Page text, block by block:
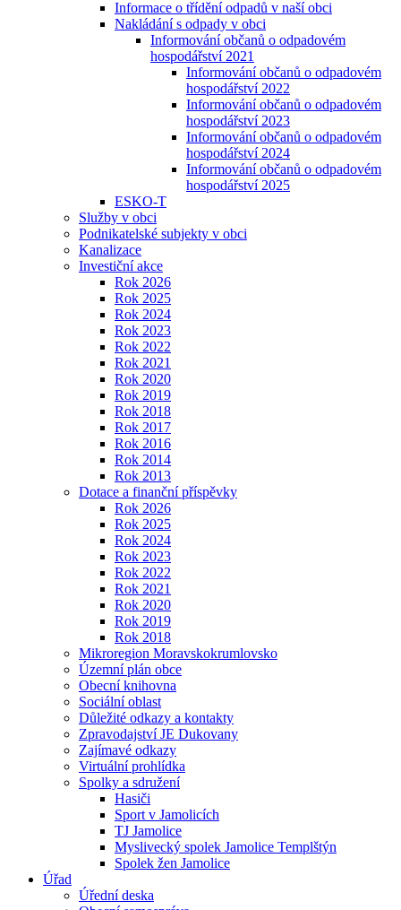
Informace o třídění odpadů v naší obci
Nakládání s odpady v obci
Informování občanů o odpadovém
hospodářství 2021
Informování občanů o odpadovém
hospodářství 2022
Informování občanů o odpadovém
hospodářství 2023
Informování občanů o odpadovém
hospodářství 2024
Informování občanů o odpadovém
hospodářství 2025
ESKO-T
Služby v obci
Podnikatelské subjekty v obci
Kanalizace
Investiční akce
Rok 2026
Rok 2025
Rok 2024
Rok 2023
Rok 2022
Rok 2021
Rok 2020
Rok 2019
Rok 2018
Rok 2017
Rok 2016
Rok 2014
Rok 2013
Dotace a finanční příspěvky
Rok 2026
Rok 2025
Rok 2024
Rok 2023
Rok 2022
Rok 2021
Rok 2020
Rok 2019
Rok 2018
Mikroregion Moravskokrumlovsko
Územní plán obce
Obecní knihovna
Sociální oblast
Důležité odkazy a kontakty
Zpravodajství JE Dukovany
Zajímavé odkazy
Virtuální prohlídka
Spolky a sdružení
Hasiči
Sport v Jamolicích
TJ Jamolice
Myslivecký spolek Jamolice Templštýn
Spolek žen Jamolice
Úřad
Úřední deska